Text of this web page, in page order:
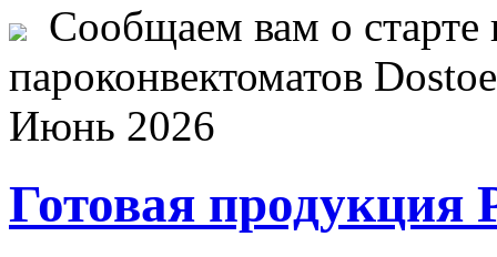
Сообщаем вам о старте
пароконвектоматов
Июнь 2026
Готовая продукция